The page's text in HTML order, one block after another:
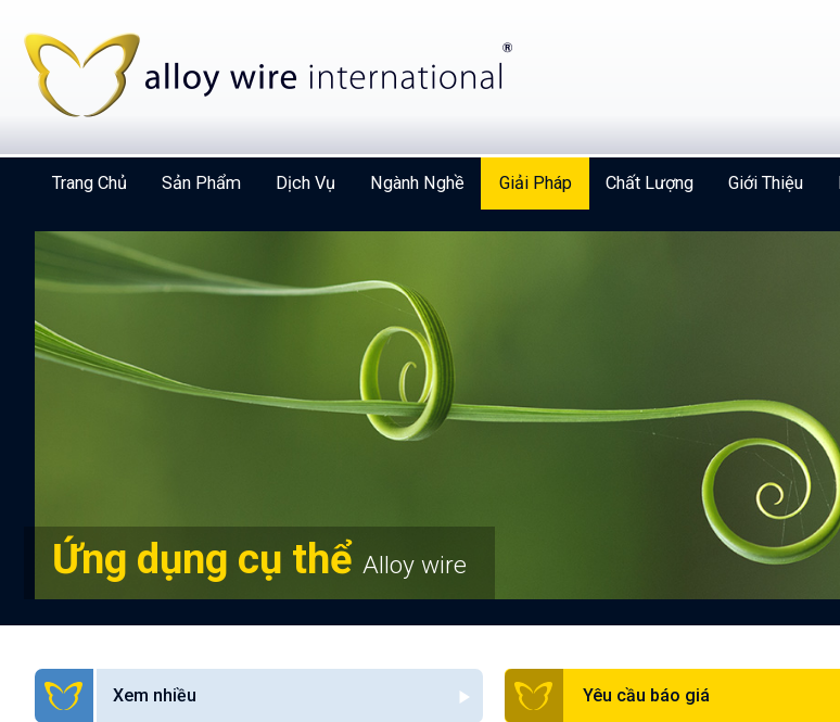
Trang Chủ Sản Phẩm Dịch Vụ Ngành Nghề Giải Pháp Chất Lượng Giới Thiệu
Ứng dụng cụ thể Alloy wire
Xem nhiều Yêu cầu báo giá